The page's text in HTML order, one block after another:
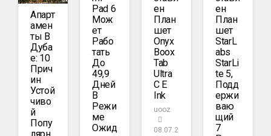
Апарт
Амен
Ты В
Дуба
Е: 10
Прич
Ин
Устой
Чиво
Й
Попу
Pad 6
Мож
Ет
Рабо
Тать
До
49,9
Дней
В
Режи
Ме
Ожид
Ен
План
Шет
Onyx
Boox
Tab
Ultra
C E
Ink
uooz
08.07.2
Ен
План
Шет
StarL
Abs
StarLi
Te 5,
Подд
Ержи
Ваю
Щий
7